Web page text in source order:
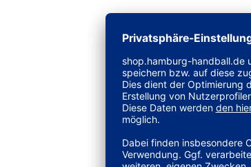
24,95€